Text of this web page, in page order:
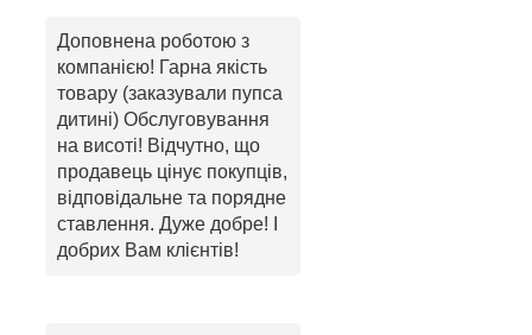
Доповнена роботою з
компанією! Гарна якість
товару (заказували пупса
дитині) Обслуговування
на висоті! Відчутно, що
продавець цінує покупців,
відповідальне та порядне
ставлення. Дуже добре! І
добрих Вам клієнтів!